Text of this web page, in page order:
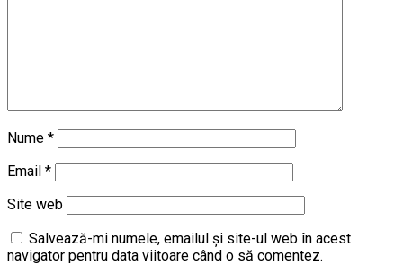
Nume *
Email *
Site web
Salvează-mi numele, emailul și site-ul web în acest
navigator pentru data viitoare când o să comentez.